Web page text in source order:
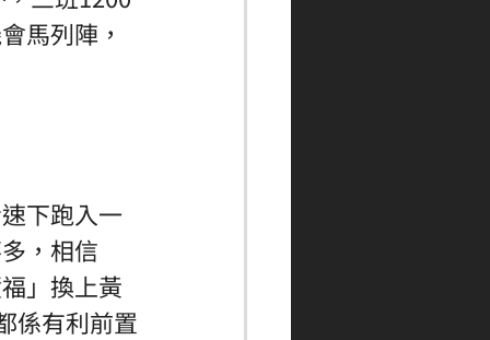
馬列陣，
下跑入一
，相信
」換上黃
係有利前置